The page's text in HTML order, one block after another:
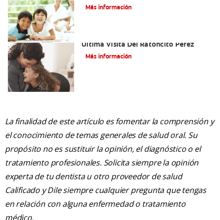
Más información
Última Visita Del Ratoncito Pérez
Más información
La finalidad de este artículo es fomentar la comprensión y
el conocimiento de temas generales de salud oral. Su
propósito no es sustituir la opinión, el diagnóstico o el
tratamiento profesionales. Solicita siempre la opinión
experta de tu dentista u otro proveedor de salud
Calificado y Dile siempre cualquier pregunta que tengas
en relación con alguna enfermedad o tratamiento
médico.